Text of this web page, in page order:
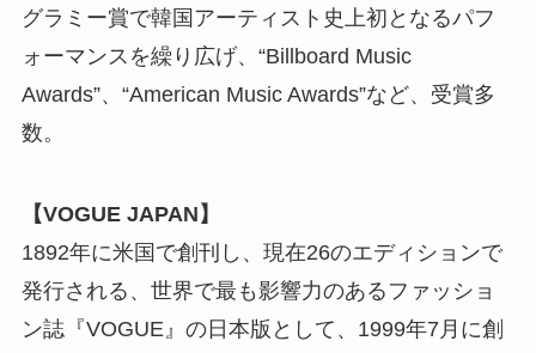
グラミー賞で韓国アーティスト史上初となるパフ
ォーマンスを繰り広げ、“Billboard Music
Awards”、“American Music Awards”など、受賞多
数。
【VOGUE JAPAN】
1892年に米国で創刊し、現在26のエディションで
発行される、世界で最も影響力のあるファッショ
ン誌『VOGUE』の日本版として、1999年7月に創